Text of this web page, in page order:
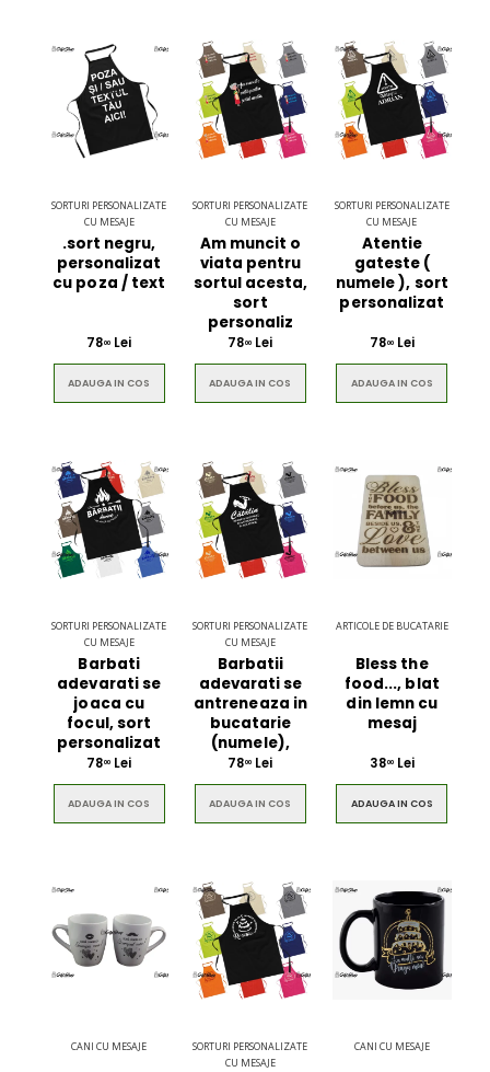
SORTURI PERSONALIZATE
CU MESAJE
.sort negru,
personalizat
cu poza / text
7800 Lei
ADAUGA IN COS
SORTURI PERSONALIZATE
CU MESAJE
Am muncit o
viata pentru
sortul acesta,
sort
personaliz
7800 Lei
ADAUGA IN COS
SORTURI PERSONALIZATE
CU MESAJE
Atentie
gateste (
numele ), sort
personalizat
7800Lei
ADAUGA IN COS
SORTURI PERSONALIZATE
CU MESAJE
Barbati
adevarati se
joaca cu
focul, sort
personalizat
7800 Lei
ADAUGA IN COS
SORTURI PERSONALIZATE
CU MESAJE
Barbatii
adevarati se
antreneaza in
bucatarie
(numele),
7800 Lei
ADAUGA IN COS
ARTICOLE DE BUCATARIE
Bless the
food..., blat
din lemn cu
mesaj
3800Lei
ADAUGA IN COS
CANI CU MESAJE
SORTURI PERSONALIZATE
CU MESAJE
CANI CU MESAJE